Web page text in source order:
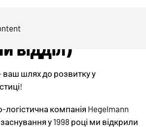
логіст
відділ)
ваш шлях до розвитку у
компанія Hegelmann
у 1998 році ми відкрили